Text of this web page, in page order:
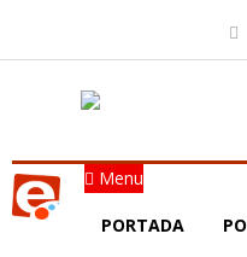
Menu
PORTADA